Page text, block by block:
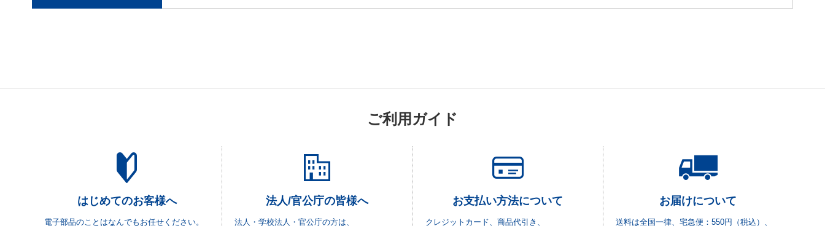
ご利用ガイド
はじめてのお客様へ
電子部品のことはなんでもお任せください。
法人/官公庁の皆様へ
法人・学校法人・官公庁の方は、
お支払い方法について
クレジットカード、商品代引き、
お届けについて
送料は全国一律、宅急便：550円（税込）、